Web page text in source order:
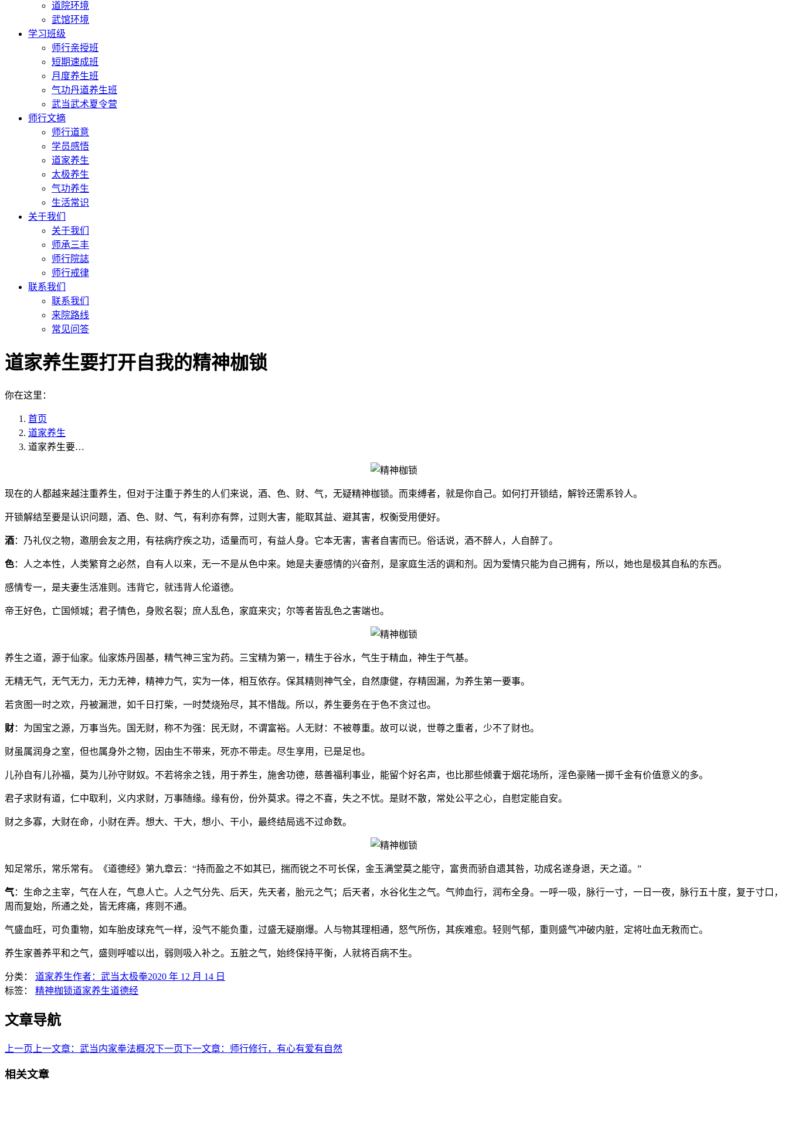
道院环境
武馆环境
学习班级
师行亲授班
短期速成班
月度养生班
气功丹道养生班
武当武术夏令营
师行文摘
师行道意
学员感悟
道家养生
太极养生
气功养生
生活常识
关于我们
关于我们
师承三丰
师行院誌
师行戒律
联系我们
联系我们
来院路线
常见问答
道家养生要打开自我的精神枷锁
你在这里：
首页
道家养生
道家养生要…
现在的人都越来越注重养生，但对于注重于养生的人们来说，酒、色、财、气，无疑精神枷锁。而束缚者，就是你自己。如何打开锁结，解铃还需系铃人。
开锁解结至要是认识问题，酒、色、财、气，有利亦有弊，过则大害，能取其益、避其害，权衡受用便好。
酒：乃礼仪之物，邀朋会友之用，有祛病疗疾之功，适量而可，有益人身。它本无害，害者自害而已。俗话说，酒不醉人，人自醉了。
色：人之本性，人类繁育之必然，自有人以来，无一不是从色中来。她是夫妻感情的兴奋剂，是家庭生活的调和剂。因为爱情只能为自己拥有，所以，她也是极其自私的东西。
感情专一，是夫妻生活准则。违背它，就违背人伦道德。
帝王好色，亡国倾城；君子情色，身败名裂；庶人乱色，家庭来灾；尔等者皆乱色之害端也。
养生之道，源于仙家。仙家炼丹固基，精气神三宝为药。三宝精为第一，精生于谷水，气生于精血，神生于气基。
无精无气，无气无力，无力无神，精神力气，实为一体，相互依存。保其精则神气全，自然康健，存精固漏，为养生第一要事。
若贪图一时之欢，丹被漏泄，如千日打柴，一时焚烧殆尽，其不惜哉。所以，养生要务在于色不贪过也。
财：为国宝之源，万事当先。国无财，称不为强：民无财，不谓富裕。人无财：不被尊重。故可以说，世尊之重者，少不了财也。
财虽属润身之室，但也属身外之物，因由生不带来，死亦不带走。尽生享用，已是足也。
儿孙自有儿孙福，莫为儿孙守财奴。不若将余之钱，用于养生，施舍功德，慈善福利事业，能留个好名声，也比那些倾囊于烟花场所，淫色豪赌一掷千金有价值意义的多。
君子求财有道，仁中取利，义内求财，万事随缘。缘有份，份外莫求。得之不喜，失之不忧。是财不散，常处公平之心，自慰定能自安。
财之多寡，大财在命，小财在弄。想大、干大，想小、干小，最终结局逃不过命数。
知足常乐，常乐常有。《道德经》第九章云：“持而盈之不如其已，揣而锐之不可长保，金玉满堂莫之能守，富贵而骄自遗其咎，功成名遂身退，天之道。”
气：生命之主宰，气在人在，气息人亡。人之气分先、后天，先天者，胎元之气；后天者，水谷化生之气。气帅血行，润布全身。一呼一吸，脉行一寸，一日一夜，脉行五十度，复于寸口，
周而复始，所通之处，皆无疼痛，疼则不通。
气盛血旺，可负重物，如车胎皮球充气一样，没气不能负重，过盛无疑崩爆。人与物其理相通，怒气所伤，其疾难愈。轻则气郁，重则盛气冲破内脏，定将吐血无救而亡。
养生家善养平和之气，盛则呼嘘以出，弱则吸入补之。五脏之气，始终保持平衡，人就将百病不生。
分类： 道家养生作者： 武当太极拳2020 年 12 月 14 日
标签： 精神枷锁道家养生道德经
文章导航
上一页 上一文章： 武当内家拳法概况下一页下一文章： 师行修行，有心有爱有自然
相关文章